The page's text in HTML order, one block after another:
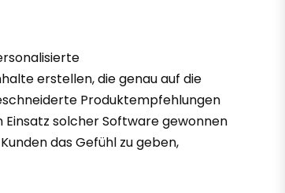
erstellen, die genau auf die
Produktempfehlungen
solcher Software gewonnen
das Gefühl zu geben,